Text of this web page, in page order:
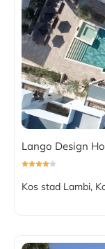
Lango Design
Kos stad Lambi,